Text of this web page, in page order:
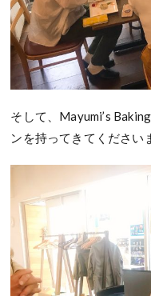
そして、Mayumi’s
ンを持ってきてください